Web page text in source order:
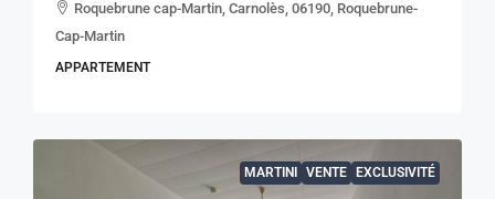
Roquebrune cap-Martin, Carnolès, 06190, Roquebrune-
Cap-Martin
APPARTEMENT
MARTINI VENTE EXCLUSIVITÉ